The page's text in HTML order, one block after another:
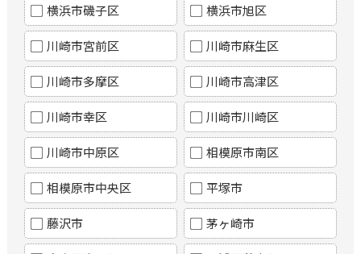
横浜市磯子区 横浜市旭区
川崎市宮前区 川崎市麻生区
川崎市多摩区 川崎市高津区
川崎市幸区 川崎市川崎区
川崎市中原区 相模原市南区
相模原市中央区 平塚市
藤沢市 茅ヶ崎市